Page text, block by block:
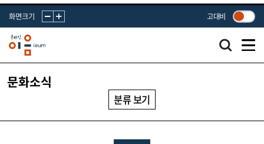
화면크기 고대비
문화소식
분류 보기